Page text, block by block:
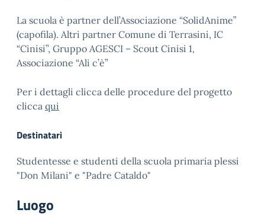
La scuola è partner dell’Associazione “SolidAnime”
(capofila). Altri partner Comune di Terrasini, IC
“Cinisi”, Gruppo AGESCI – Scout Cinisi 1,
Associazione “Ali c’è”
Per i dettagli clicca delle procedure del progetto
clicca qui
Destinatari
Studentesse e studenti della scuola primaria plessi
"Don Milani" e "Padre Cataldo"
Luogo